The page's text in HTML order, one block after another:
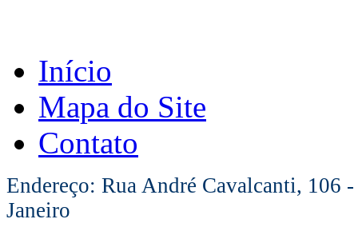
Início
Mapa do Site
Contato
Endereço: Rua André Cavalcanti, 106
Janeiro